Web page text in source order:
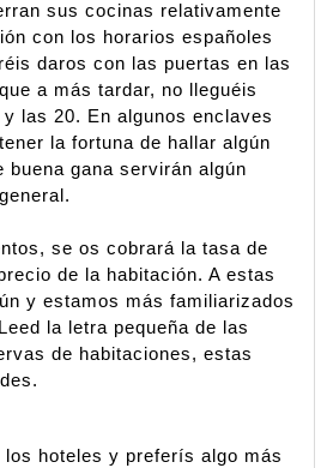
sus cocinas relativamente
con los horarios españoles
daros con las puertas en las
a más tardar, no lleguéis
las 20. En algunos enclaves
la fortuna de hallar algún
buena gana servirán algún
se os cobrará la tasa de
de la habitación. A estas
y estamos más familiarizados
la letra pequeña de las
de habitaciones, estas
hoteles y preferís algo más